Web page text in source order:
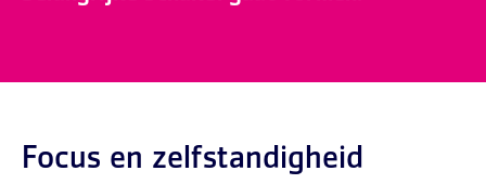
Focus en zelfstandigheid